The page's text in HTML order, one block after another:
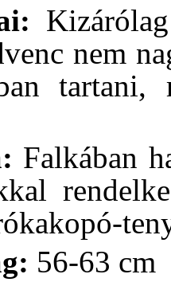
nem
Falkában
56-63 cm